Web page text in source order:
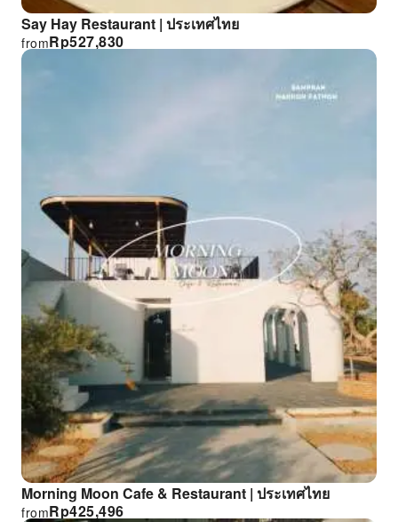
Say Hay Restaurant | ประเทศไทย
Rp527,830
from
Morning Moon Cafe & Restaurant | ประเทศไทย
Rp425,496
from